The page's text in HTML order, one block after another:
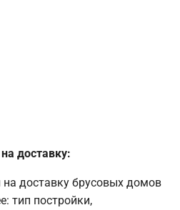
доставку:
доставку брусовых домов
тип постройки,